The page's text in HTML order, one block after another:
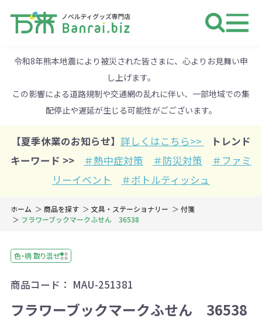
令和8年熊本地震により被災された皆さまに、心よりお見舞い申
し上げます。
この影響による道路規制や交通網の乱れに伴い、一部地域での集
配停止や遅延が生じる可能性がごございます。
【夏季休業のお知らせ】 詳しくはこちら>>
トレンド
キーワード >>
＃熱中症対策 ＃防災対策
＃ファミ
リーイベント
＃ボトルティッシュ
ホーム 商品を探す 文具・ステーショナリー
付箋
フラワーブックマークふせん 36538
色・柄 取り混ぜ
商品コード： MAU-251381
フラワーブックマークふせん 36538